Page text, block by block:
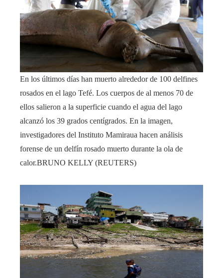
En los últimos días han muerto alrededor de 100 delfines
rosados en el lago Tefé. Los cuerpos de al menos 70 de
ellos salieron a la superficie cuando el agua del lago
alcanzó los 39 grados centígrados. En la imagen,
investigadores del Instituto Mamiraua hacen análisis
forense de un delfín rosado muerto durante la ola de
calor.BRUNO KELLY (REUTERS)